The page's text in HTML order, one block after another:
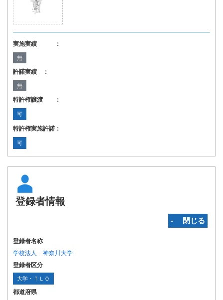
実施実績 ：
無
許諾実績 ：
無
特許権譲渡 ：
可
特許権実施許諾：
可
登録者情報
‐ 閉じる
登録者名称
学校法人 神奈川大学
登録者区分
大学・ＴＬＯ
都道府県